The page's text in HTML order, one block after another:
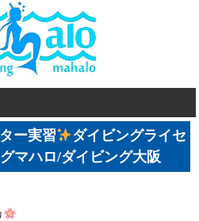
ー実習
ダイビングライセ
マハロ/ダイビング大阪